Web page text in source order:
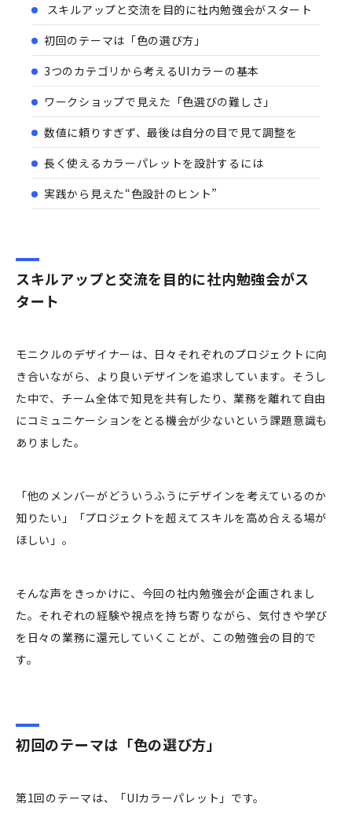
スキルアップと交流を目的に社内勉強会がスタート
初回のテーマは「色の選び方」
3つのカテゴリから考えるUIカラーの基本
ワークショップで見えた「色選びの難しさ」
数値に頼りすぎず、最後は自分の目で見て調整を
長く使えるカラーパレットを設計するには
実践から見えた“色設計のヒント”
スキルアップと交流を目的に社内勉強会がス
タート
モニクルのデザイナーは、日々それぞれのプロジェクトに向
き合いながら、より良いデザインを追求しています。そうし
た中で、チーム全体で知見を共有したり、業務を離れて自由
にコミュニケーションをとる機会が少ないという課題意識も
ありました。
「他のメンバーがどういうふうにデザインを考えているのか
知りたい」「プロジェクトを超えてスキルを高め合える場が
ほしい」。
そんな声をきっかけに、今回の社内勉強会が企画されまし
た。それぞれの経験や視点を持ち寄りながら、気付きや学び
を日々の業務に還元していくことが、この勉強会の目的で
す。
初回のテーマは「色の選び方」
第1回のテーマは、「UIカラーパレット」です。